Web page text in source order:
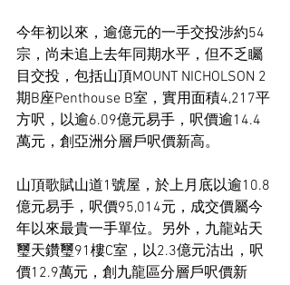
今年初以來，逾億元的一手交投涉約54
宗，尚未追上去年同期水平，但不乏矚
目交投，包括山頂MOUNT NICHOLSON 2
期B座Penthouse B室，實用面積4,217平
方呎，以逾6.09億元易手，呎價逾14.4
萬元，創亞洲分層戶呎價新高。
山頂歌賦山道1號屋，於上月底以逾10.8
億元易手，呎價95,014元，成交價屬今
年以來最貴一手單位。另外，九龍站天
璽天鑽璽91樓C室，以2.3億元沽出，呎
價12.9萬元，創九龍區分層戶呎價新